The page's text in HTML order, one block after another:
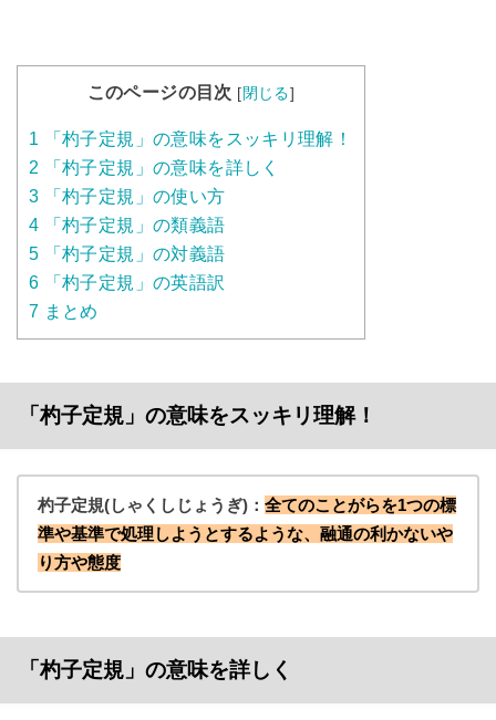
このページの目次 [閉じる]
1 「杓子定規」の意味をスッキリ理解！
2 「杓子定規」の意味を詳しく
3 「杓子定規」の使い方
4 「杓子定規」の類義語
5 「杓子定規」の対義語
6 「杓子定規」の英語訳
7 まとめ
「杓子定規」の意味をスッキリ理解！
杓子定規(しゃくしじょうぎ)： 全てのことがらを1つの標
準や基準で処理しようとするような、融通の利かないや
り方や態度
「杓子定規」の意味を詳しく